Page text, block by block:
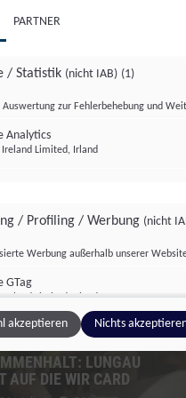
LUNGAU
AUF DIE WIR CARD
Magazin
PARTNER
/ Statistik (nicht IAB) (1)
Auswertung zur Fehlerbehebung und
Analytics
Ireland Limited, Irland
/ Profiling / Werbung (nicht
Werbung außerhalb unserer
GTag
Ireland Limited, Irland
Inhalte(nicht IAB) (2)
akzeptieren Nichts